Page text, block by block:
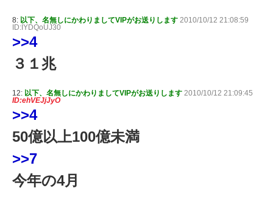
8: 以下、名無しにかわりましてVIPがお送りします 2010/10/12 21:08:59
ID:IYDQoUJ30
>>4
３１兆
12: 以下、名無しにかわりましてVIPがお送りします 2010/10/12 21:09:45
ID:ehVEJjJyO
>>4
50億以上100億未満
>>7
今年の4月